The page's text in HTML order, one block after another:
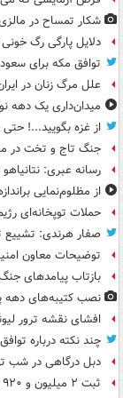
شکار تمساح در
دلایل پارگی رگ
توافق مکه برای
علل مرگ زنان در
میدان‌داری یک دهه
از غزه بگویید...!
جنگ تاج و تخت در
رسانه عبری:
از مظلوم‌نمایی
حملات توپخانه‌ای
صفار هرندی: تشییع
توضیحات معاون
بازتاب پیامدهای
نصب کتیبه‌های دهه
افشای نقشه ترور
چند نکته درباره
دبل درگاهی در شب
ثبت ۲ میلیون و ۹۲۰ هزار تردد در مرز مهران طی ایام اربعین